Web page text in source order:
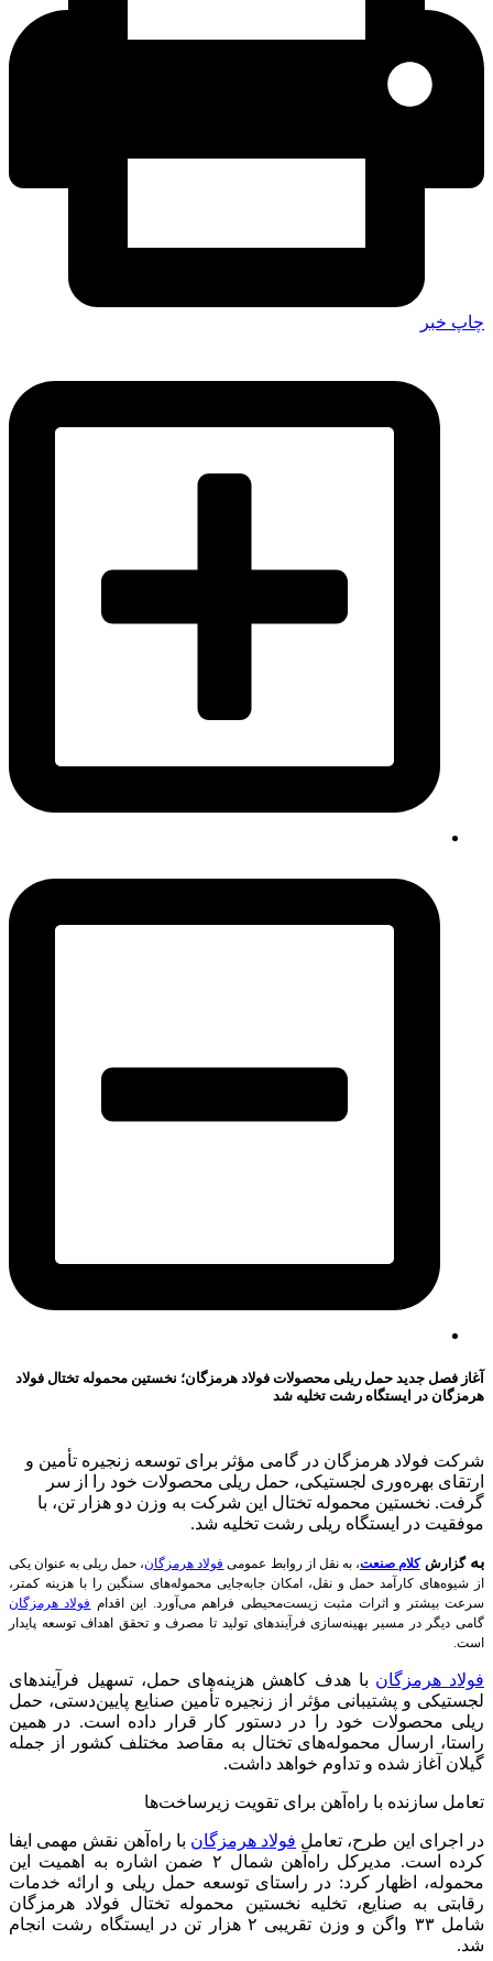
چاپ خبر
آغاز فصل جدید حمل ریلی محصولات فولاد هرمزگان؛ نخستین محموله تختال فولاد
هرمزگان در ایستگاه رشت تخلیه شد
شرکت فولاد هرمزگان در گامی مؤثر برای توسعه زنجیره تأمین و
ارتقای بهره‌وری لجستیکی، حمل ریلی محصولات خود را از سر
گرفت. نخستین محموله تختال این شرکت به وزن دو هزار تن، با
موفقیت در ایستگاه ریلی رشت تخلیه شد.
بهگزارش کلام صنعت، به نقل از روابط عمومی فولاد هرمزگان، حمل ریلی به عنوان یکی
از شیوه‌های کارآمد حمل و نقل، امکان جابه‌جایی محموله‌های سنگین را با هزینه کمتر،
سرعت بیشتر و اثرات مثبت زیست‌محیطی فراهم می‌آورد. این اقدام فولاد هرمزگان
گامی دیگر در مسیر بهینه‌سازی فرآیندهای تولید تا مصرف و تحقق اهداف توسعه پایدار
است.
فولاد هرمزگان با هدف کاهش هزینه‌های حمل، تسهیل فرآیندهای
لجستیکی و پشتیبانی مؤثر از زنجیره تأمین صنایع پایین‌دستی، حمل
ریلی محصولات خود را در دستور کار قرار داده است. در همین
راستا، ارسال محموله‌های تختال به مقاصد مختلف کشور از جمله
گیلان آغاز شده و تداوم خواهد داشت.
تعامل سازنده با راه‌آهن برای تقویت زیرساخت‌ها
در اجرای این طرح، تعامل فولاد هرمزگان با راه‌آهن نقش مهمی ایفا
کرده است. مدیرکل راه‌آهن شمال ۲ ضمن اشاره به اهمیت این
محموله، اظهار کرد: در راستای توسعه حمل ریلی و ارائه خدمات
رقابتی به صنایع، تخلیه نخستین محموله تختال فولاد هرمزگان
شامل ۳۳ واگن و وزن تقریبی ۲ هزار تن در ایستگاه رشت انجام
شد.